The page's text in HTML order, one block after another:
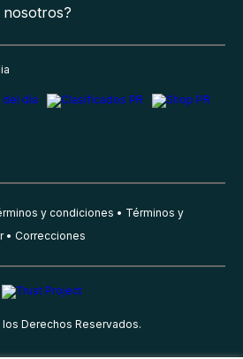
y condiciones
Términos y
Correcciones
los Derechos Reservados.